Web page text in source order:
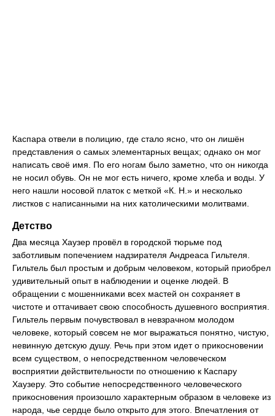
Каспара отвели в полицию, где стало ясно, что он лишён
представления о самых элементарных вещах; однако он мог
написать своё имя. По его ногам было заметно, что он никогда
не носил обувь. Он не мог есть ничего, кроме хлеба и воды. У
него нашли носовой платок с меткой «К. Н.» и несколько
листков с написанными на них католическими молитвами.
Детство
Два месяца Хаузер провёл в городской тюрьме под
заботливым попечением надзирателя Андреаса Гильтеля.
Гильтель был простым и добрым человеком, который приобрел
удивительный опыт в наблюдении и оценке людей. В
обращении с мошенниками всех мастей он сохраняет в
чистоте и оттачивает свою способность душевного восприятия.
Гильтель первым почувствовал в невзрачном молодом
человеке, который совсем не мог выражаться понятно, чистую,
невинную детскую душу. Речь при этом идет о прикосновении
всем существом, о непосредственном человеческом
восприятии действительности по отношению к Каспару
Хаузеру. Это событие непосредственного человеческого
прикосновения произошло характерным образом в человеке из
народа, чье сердце было открыто для этого. Впечатления от